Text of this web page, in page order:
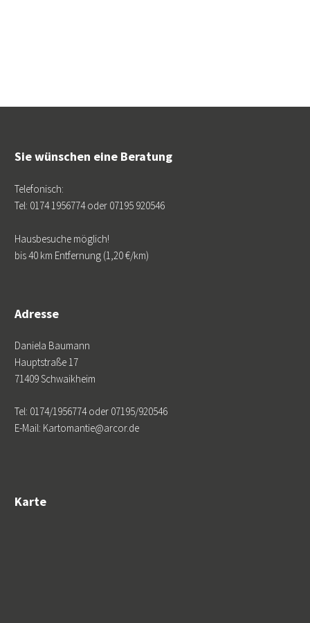
Sie wünschen eine Beratung
Telefonisch:
Tel: 0174 1956774 oder 07195 920546
Hausbesuche möglich!
bis 40 km Entfernung (1,20 €/km)
Adresse
Daniela Baumann
Hauptstraße 17
71409 Schwaikheim
Tel: 0174/1956774 oder 07195/920546
E-Mail: Kartomantie@arcor.de
Karte